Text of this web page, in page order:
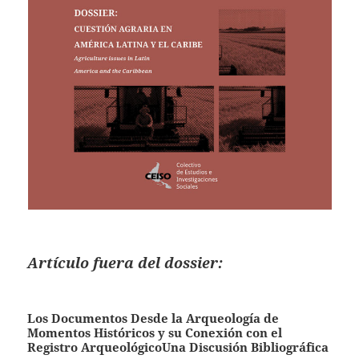
Artículo fuera del dossier:
Los Documentos Desde la Arqueología de
Momentos Históricos y su Conexión con el
Registro ArqueológicoUna Discusión Bibliográfica